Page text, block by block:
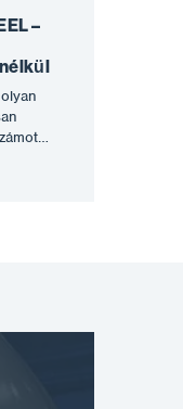
–
a